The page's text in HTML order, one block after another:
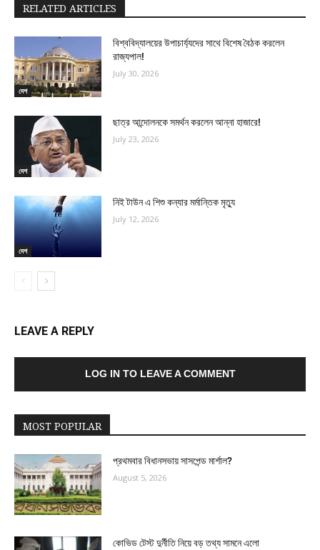
RELATED ARTICLES
দেশ
বিশ্ববিদ্যালয়ের উপাচার্য্যদের সাথে বিশেষ বৈঠক করলেন
রাজ্যপাল!
July 30, 2026
দেশ
ছাত্র আন্দোলনকে সমর্থন করলেন আন্না হাজারে!
July 23, 2026
দেশ
নিই টাউন এ শিশু কন্যার মর্মান্তিক মৃত্যু
July 12, 2026
LEAVE A REPLY
LOG IN TO LEAVE A COMMENT
MOST POPULAR
প্রথমবার বিধানসভায় সাসপেন্ড মার্শাল?
August 5, 2026
কোভিড টেস্ট দুর্নীতি নিয়ে বড় তথ্য সামনে এলো